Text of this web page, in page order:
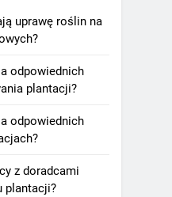
uprawę roślin na
odpowiednich
plantacji?
odpowiednich
z doradcami
plantacji?